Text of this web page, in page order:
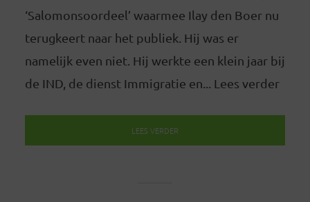
‘Salomonsoordeel’ waarmee Ilay den Boer nu
terugkeert naar het publiek. Hij was er
namelijk even niet. Hij werkte een klein jaar bij
de IND, de dienst Immigratie en... Lees verder
LEES VERDER